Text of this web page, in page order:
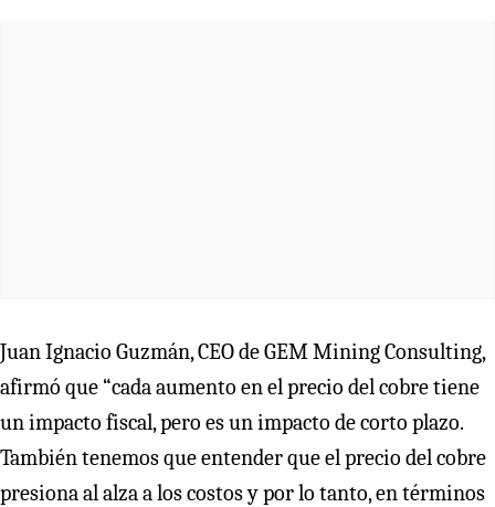
Juan Ignacio Guzmán, CEO de GEM Mining Consulting,
afirmó que “cada aumento en el precio del cobre tiene
un impacto fiscal, pero es un impacto de corto plazo.
También tenemos que entender que el precio del cobre
presiona al alza a los costos y por lo tanto, en términos